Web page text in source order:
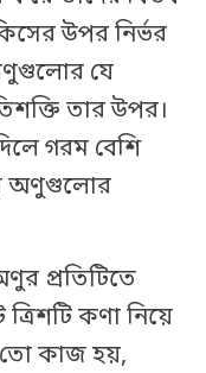
উপর নির্ভর
যে
তার উপর।
গরম বেশি
অণুগুলোর
প্রতিটিতে
কণা নিয়ে
তো কাজ হয়,